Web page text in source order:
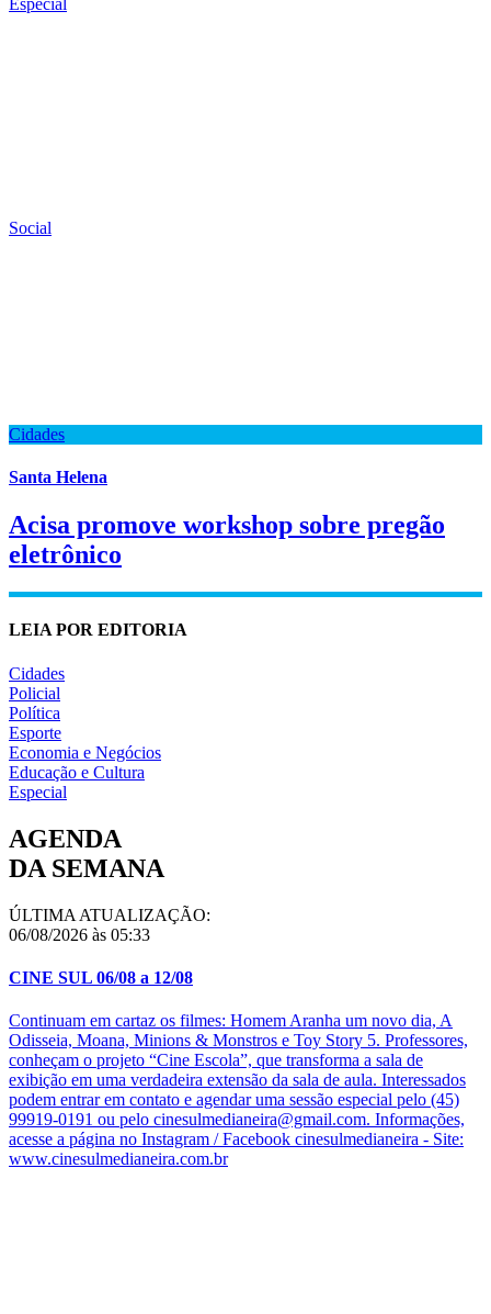
Social
Cidades
Santa Helena
Acisa promove workshop sobre pregão
eletrônico
LEIA POR EDITORIA
Cidades
Policial
Política
Esporte
Economia e Negócios
Educação e Cultura
Especial
AGENDA
DA SEMANA
ÚLTIMA ATUALIZAÇÃO:
06/08/2026 às 05:33
CINE SUL 06/08 a 12/08
Continuam em cartaz os filmes: Homem Aranha um novo dia, A
Odisseia, Moana, Minions & Monstros e Toy Story 5. Professores,
conheçam o projeto “Cine Escola”, que transforma a sala de
exibição em uma verdadeira extensão da sala de aula. Interessados
podem entrar em contato e agendar uma sessão especial pelo (45)
99919-0191 ou pelo cinesulmedianeira@gmail.com. Informações,
acesse a página no Instagram / Facebook cinesulmedianeira - Site:
www.cinesulmedianeira.com.br